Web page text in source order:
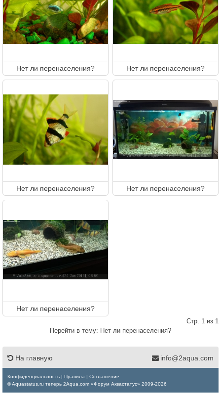
Нет ли перенаселения? Нет ли перенаселения?
Нет ли перенаселения? Нет ли перенаселения?
Нет ли перенаселения?
Стр. 1 из 1
Перейти в тему: Нет ли перенаселения?
На главную info@2aqua.com
Конфиденциальность | Правила | Соглашение
© Aquastatus.ru теперь 2Aqua.com «Форум Аквастатус» 2009-2026